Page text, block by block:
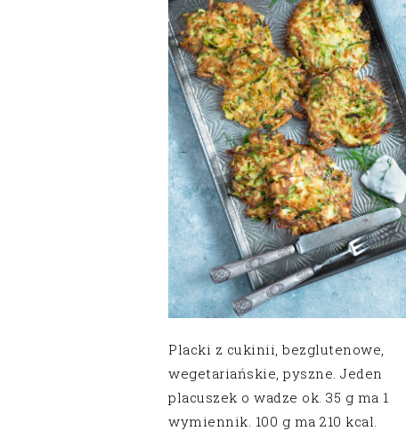
Placki z cukinii, bezglutenowe,
wegetariańskie, pyszne. Jeden
placuszek o wadze ok. 35 g ma 1
wymiennik. 100 g ma 210 kcal.